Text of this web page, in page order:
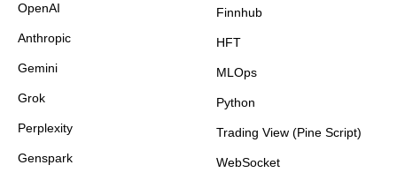
OpenAI
Anthropic
Gemini
Grok
Perplexity
Genspark
Finnhub
HFT
MLOps
Python
Trading View (Pine Script)
WebSocket